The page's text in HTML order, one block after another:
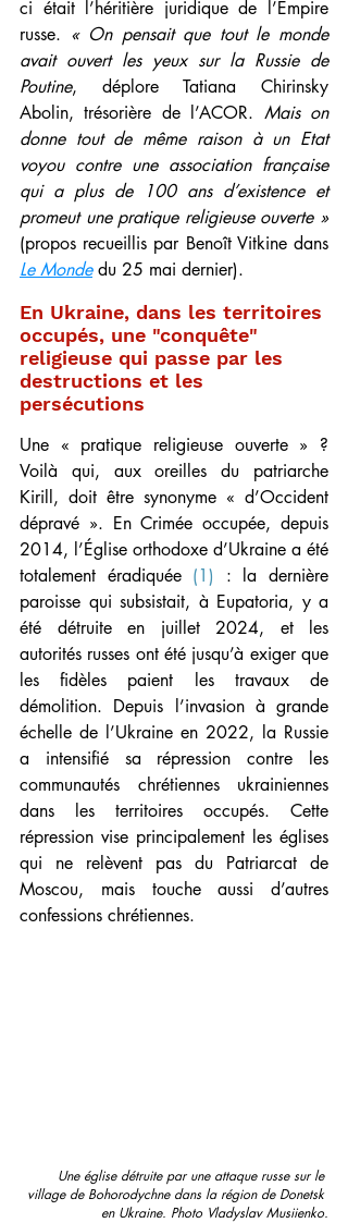
ci était l’héritière juridique de l’Empire
russe. « On pensait que tout le monde
avait ouvert les yeux sur la Russie de
Poutine, déplore Tatiana Chirinsky
Abolin, trésorière de l’ACOR. Mais on
donne tout de même raison à un Etat
voyou contre une association française
qui a plus de 100 ans d’existence et
promeut une pratique religieuse ouverte »
Le Monde du 25 mai dernier).
En Ukraine, dans les territoires
occupés, une "conquête"
religieuse qui passe par les
destructions et les
persécutions
Une « pratique religieuse ouverte » ?
Voilà qui, aux oreilles du patriarche
Kirill, doit être synonyme « d’Occident
dépravé ». En Crimée occupée, depuis
2014, l’Église orthodoxe d’Ukraine a été
totalement éradiquée (1)
: la dernière
paroisse qui subsistait, à Eupatoria, y a
été détruite en juillet 2024, et les
autorités russes ont été jusqu’à exiger que
les fidèles paient les travaux de
démolition. Depuis l’invasion à grande
échelle de l’Ukraine en 2022, la Russie
a intensifié sa répression contre les
communautés chrétiennes ukrainiennes
dans les territoires occupés. Cette
répression vise principalement les églises
qui ne relèvent pas du Patriarcat de
Moscou, mais touche aussi d’autres
confessions chrétiennes.
Une église détruite par une attaque russe sur le
village de Bohorodychne dans la région de Donetsk
en Ukraine. Photo Vladyslav Musiienko.